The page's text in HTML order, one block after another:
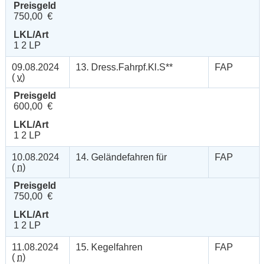
Preisgeld
750,00 €
LKL/Art
1 2 LP
09.08.2024
( v)
13. Dress.Fahrpf.Kl.S** FAP
Preisgeld
600,00 €
LKL/Art
1 2 LP
10.08.2024
( n)
14. Geländefahren für FAP
Preisgeld
750,00 €
LKL/Art
1 2 LP
11.08.2024
( n)
15. Kegelfahren FAP